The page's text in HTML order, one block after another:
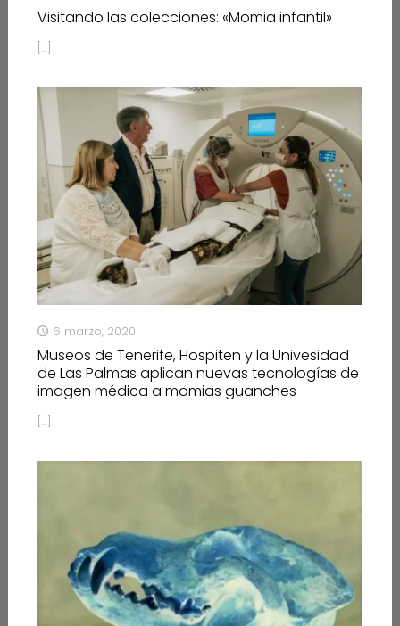
Visitando las colecciones: «Momia infantil»
[…]
6 marzo, 2020
Museos de Tenerife, Hospiten y la Univesidad
de Las Palmas aplican nuevas tecnologías de
imagen médica a momias guanches
[…]